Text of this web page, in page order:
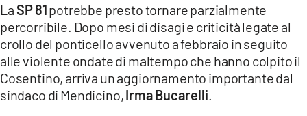
LACONAIR.IT
LACITYMAG.IT
ILREGGINO.IT
COSENZACHANNEL.IT
LaSP 81potrebbe presto tornare parzialmente
percorribile. Dopo mesi di disagi e criticità legate al
crollo del ponticello avvenuto a febbraio in seguito
alle violente ondate di maltempo che hanno colpito il
Cosentino, arriva un aggiornamento importante dal
sindaco di Mendicino,Irma Bucarelli